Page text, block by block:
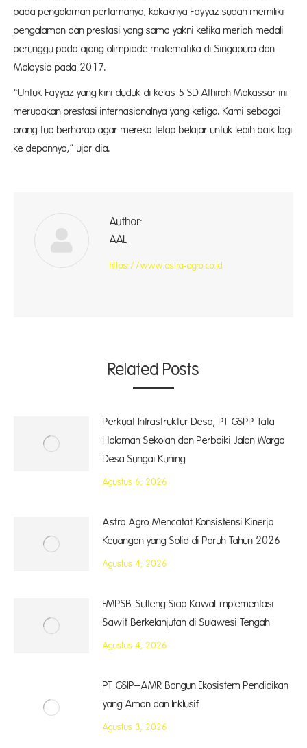
pada pengalaman pertamanya, kakaknya Fayyaz sudah memiliki
pengalaman dan prestasi yang sama yakni ketika meriah medali
perunggu pada ajang olimpiade matematika di Singapura dan
Malaysia pada 2017.
“Untuk Fayyaz yang kini duduk di kelas 5 SD Athirah Makassar ini
merupakan prestasi internasionalnya yang ketiga. Kami sebagai
orang tua berharap agar mereka tetap belajar untuk lebih baik lagi
ke depannya,” ujar dia.
Author:
AAL
https://www.astra-agro.co.id
Related Posts
Perkuat Infrastruktur Desa, PT GSPP Tata
Halaman Sekolah dan Perbaiki Jalan Warga
Desa Sungai Kuning
Agustus 6, 2026
Astra Agro Mencatat Konsistensi Kinerja
Keuangan yang Solid di Paruh Tahun 2026
Agustus 4, 2026
FMPSB-Sulteng Siap Kawal Implementasi
Sawit Berkelanjutan di Sulawesi Tengah
Agustus 4, 2026
PT GSIP–AMR Bangun Ekosistem Pendidikan
yang Aman dan Inklusif
Agustus 3, 2026